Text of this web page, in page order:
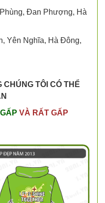
Đan Phượng, Hà
Yên Nghĩa, Hà Đông,
CHÚNG TÔI CÓ THỂ
VÀ RẤT GẤP